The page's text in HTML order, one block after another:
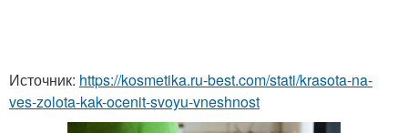
Источник: https://kosmetika.ru-best.com/stati/krasota-na-
ves-zolota-kak-ocenit-svoyu-vneshnost